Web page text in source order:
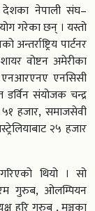
देशका नेपाली संघ–
गरेका छन् । यस्तो
अन्तर्राष्ट्रिय पार्टनर
वोष्टन अमेरीका
एनसिसी
डर्विन संयोजक चन्द्र
हजार, समाजसेवी
२५ हजार
थियो । सो
गुरुब, ओलम्पियन